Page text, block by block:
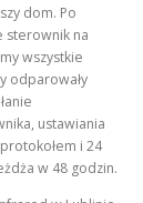
dom. Po
sterownik na
wszystkie
odparowały
ustawiania
i 24
w 48 godzin.